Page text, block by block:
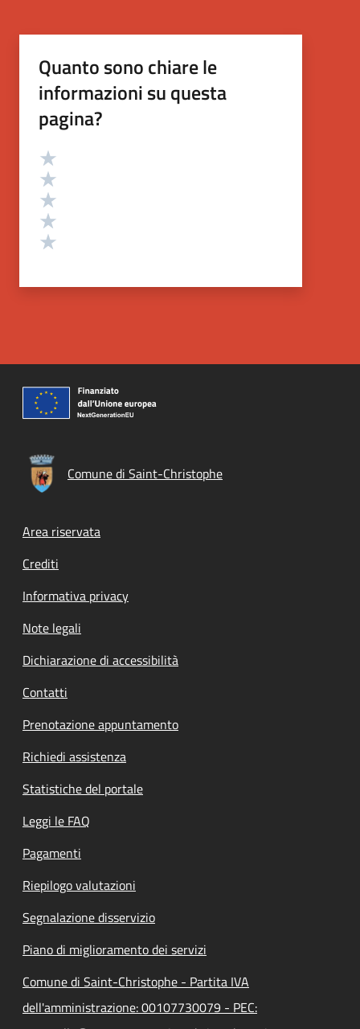
Quanto sono chiare le
informazioni su questa
pagina?
Valutazione
Comune di Saint-Christophe
Footer menu
Area riservata
Crediti
Informativa privacy
Note legali
Dichiarazione di accessibilità
Contatti
Prenotazione appuntamento
Richiedi assistenza
Statistiche del portale
Leggi le FAQ
Pagamenti
Riepilogo valutazioni
Segnalazione disservizio
Piano di miglioramento dei servizi
Comune di Saint-Christophe - Partita IVA
dell'amministrazione: 00107730079 - PEC: